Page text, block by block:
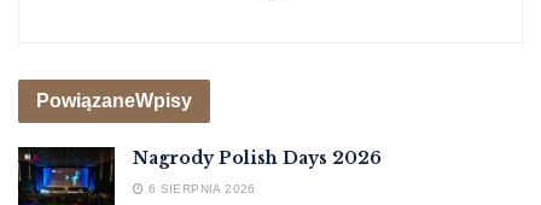
PowiązaneWpisy
Nagrody Polish Days 2026
6 SIERPNIA 2026